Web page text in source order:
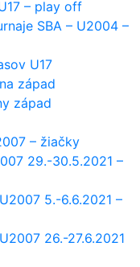
– play off
SBA – U2004 –
U17
západ
západ
– žiačky
29.-30.5.2021 –
5.-6.6.2021 –
26.-27.6.2021